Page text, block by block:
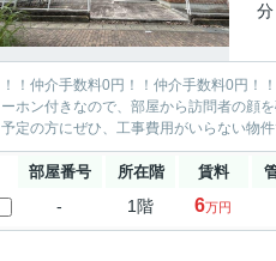
分
！！仲介手数料0円！！仲介手数料0円！
ーホン付きなので、部屋から訪問者の顔
予定の方にぜひ、工事費用がいらない物
部屋番号 所在階 賃料
- 1階 6万円